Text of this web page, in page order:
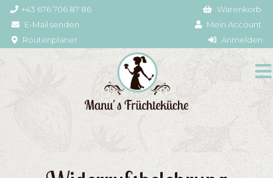
+43 676 706 87 86
E-Mail senden
Routenplaner
Warenkorb
Mein Account
Anmelden